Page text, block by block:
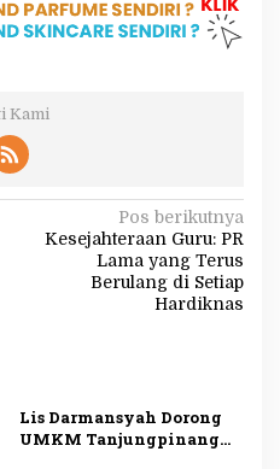
Kami
Pos berikutnya
Kesejahteraan Guru: PR
Lama yang Terus
Berulang di Setiap
Hardiknas
Lis Darmansyah Dorong
UMKM Tanjungpinang